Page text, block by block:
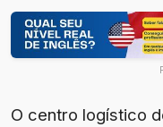
O centro logístico